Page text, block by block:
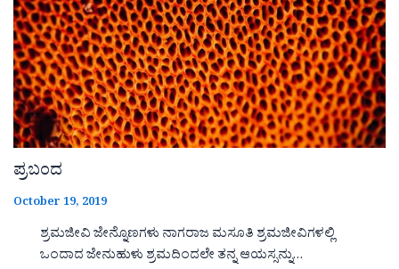
ಪ್ರಬಂದ
October 19, 2019
ಶ್ರಮಜೀವಿ ಜೇನ್ನೊಣಗಳು ನಾಗರಾಜ ಮಸೂತಿ ಶ್ರಮಜೀವಿಗಳಲ್ಲಿ
ಒಂದಾದ ಜೇನುಹುಳು ಶ್ರಮದಿಂದಲೇ ತನ್ನ ಆಯಸ್ಸನ್ನು…